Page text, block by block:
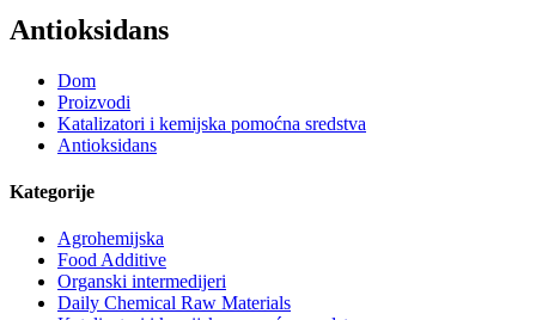
Antioksidans
Dom
Proizvodi
Katalizatori i kemijska pomoćna sredstva
Antioksidans
Kategorije
Agrohemijska
Food Additive
Organski intermedijeri
Daily Chemical Raw Materials